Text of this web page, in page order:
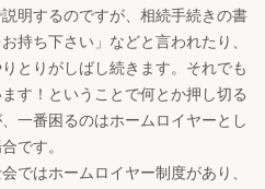
明するのですが、相続手続きの書
持ち下さい」などと言われたり、
とりがしばし続きます。それでも
す！ということで何とか押し切る
一番困るのはホームロイヤーとし
です。
ではホームロイヤー制度があり、